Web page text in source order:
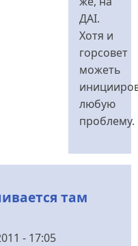
ДАІ.
Хотя и
горсовет
можеть
любую
проблему.
там
- 17:05